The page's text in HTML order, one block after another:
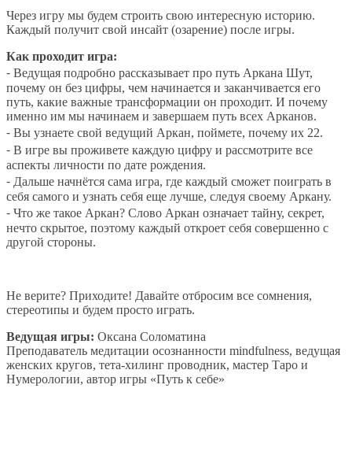
Через игру мы будем строить свою интересную историю.
Каждый получит свой инсайт (озарение) после игры.
Как проходит игра:
⁃ Ведущая подробно рассказывает про путь Аркана Шут,
почему он без цифры, чем начинается и заканчивается его
путь, какие важные трансформации он проходит. И почему
именно им мы начинаем и завершаем путь всех Арканов.
⁃ Вы узнаете свой ведущий Аркан, поймете, почему их 22.
⁃ В игре вы проживете каждую цифру и рассмотрите все
аспекты личности по дате рождения.
⁃ Дальше начнётся сама игра, где каждый сможет поиграть в
себя самого и узнать себя еще лучше, следуя своему Аркану.
⁃ Что же такое Аркан? Слово Аркан означает тайну, секрет,
нечто скрытое, поэтому каждый откроет себя совершенно с
другой стороны.
Не верите? Приходите! Давайте отбросим все сомнения,
стереотипы и будем просто играть.
Ведущая игры: Оксана Соломатина
Преподаватель медитации осознанности mindfulness, ведущая
женских кругов, тета-хилинг проводник, мастер Таро и
Нумерологии, автор игры «Путь к себе»